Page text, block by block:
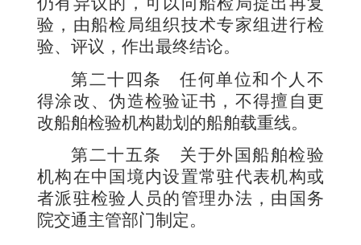
验，由船检局组织技术专家组进行检
验、评议，作出最终结论。
第二十四条任何单位和个人不
得涂改、伪造检验证书，不得擅自更
改船舶检验机构勘划的船舶载重线。
第二十五条 关于外国船舶检验
机构在中国境内设置常驻代表机构或
者派驻检验人员的管理办法，由国务
院交通主管部门制定。